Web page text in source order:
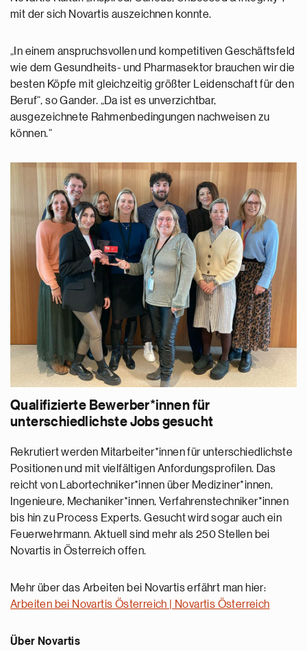
mit der sich Novartis auszeichnen konnte.
„In einem anspruchsvollen und kompetitiven Geschäftsfeld
wie dem Gesundheits- und Pharmasektor brauchen wir die
besten Köpfe mit gleichzeitig größter Leidenschaft für den
Beruf“, so Gander. „Da ist es unverzichtbar,
ausgezeichnete Rahmenbedingungen nachweisen zu
können.“
Qualifizierte Bewerber*innen für
unterschiedlichste Jobs gesucht
Rekrutiert werden Mitarbeiter*innen für unterschiedlichste
Positionen und mit vielfältigen Anfordungsprofilen. Das
reicht von Labortechniker*innen über Mediziner*innen,
Ingenieure, Mechaniker*innen, Verfahrenstechniker*innen
bis hin zu Process Experts. Gesucht wird sogar auch ein
Feuerwehrmann. Aktuell sind mehr als 250 Stellen bei
Novartis in Österreich offen.
Mehr über das Arbeiten bei Novartis erfährt man hier:
Arbeiten bei Novartis Österreich | Novartis Österreich
Über Novartis